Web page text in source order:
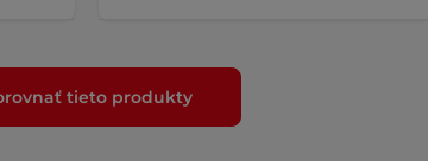
tieto produkty